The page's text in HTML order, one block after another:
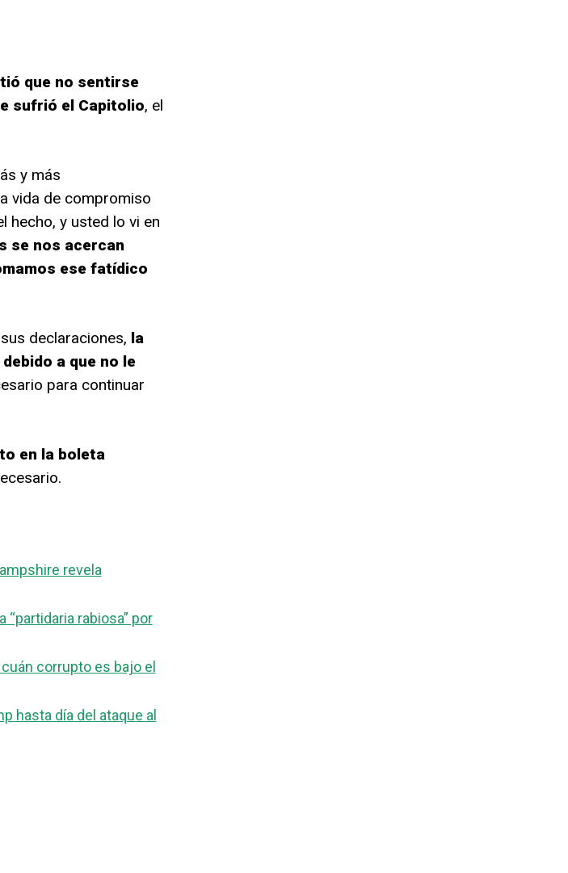
que no sentirse
sufrió el Capitolio, el
y más
vida de compromiso
hecho, y usted lo vi en
se nos acercan
ese fatídico
declaraciones, la
a que no le
para continuar
en la boleta
revela
“partidaria rabiosa” por
corrupto es bajo el
hasta día del ataque al